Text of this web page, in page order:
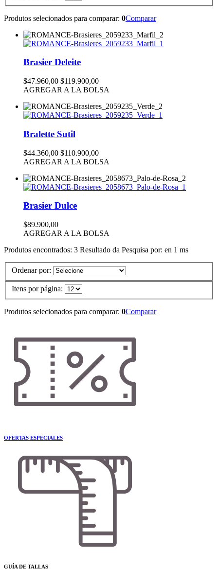
Produtos selecionados para comparar: 0Comparar
Brasier Deleite
$47.960,00 $119.900,00
AGREGAR A LA BOLSA
Bralette Sutil
$44.360,00 $110.900,00
AGREGAR A LA BOLSA
Brasier Dulce
$89.900,00
AGREGAR A LA BOLSA
Produtos encontrados: 3 Resultado da Pesquisa por: en 1 ms
Ordenar por:
Itens por página:
Produtos selecionados para comparar: 0Comparar
OFERTAS ESPECIALES
GUÍA DE TALLAS